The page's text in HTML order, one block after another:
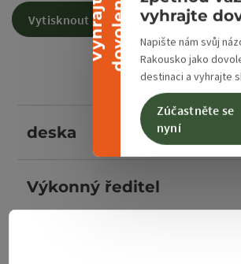
V
y
h
r
a
j
t
e
d
o
v
o
l
e
n
ou
vyhrajte
Napište nám svůj
Rakousko jako
destinaci a vyhrajte
Zúčastněte se
nyní
Vytisknout seznam kontaktních
deska
Výkonný ředitel